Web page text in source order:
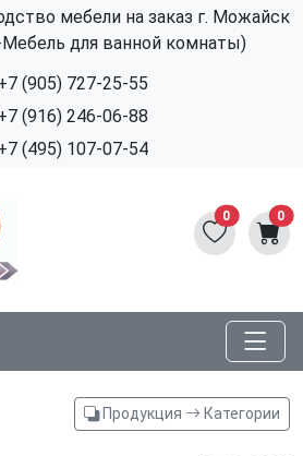
мебели на заказ г. Можайск
для ванной комнаты)
(905) 727-25-55
(916) 246-06-88
(495) 107-07-54
0 0
Продукция Категории